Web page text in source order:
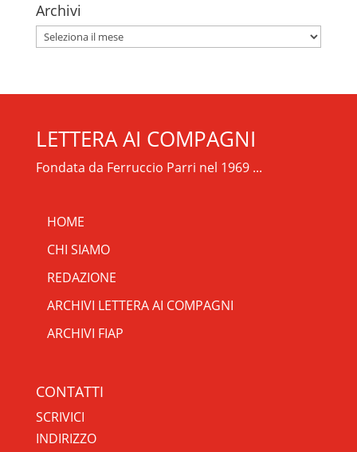
Archivi
Archivi
LETTERA AI COMPAGNI
Fondata da Ferruccio Parri nel 1969 ...
HOME
CHI SIAMO
REDAZIONE
ARCHIVI LETTERA AI COMPAGNI
ARCHIVI FIAP
CONTATTI
SCRIVICI
INDIRIZZO
-A Attuale: 100%
Alto Contrasto